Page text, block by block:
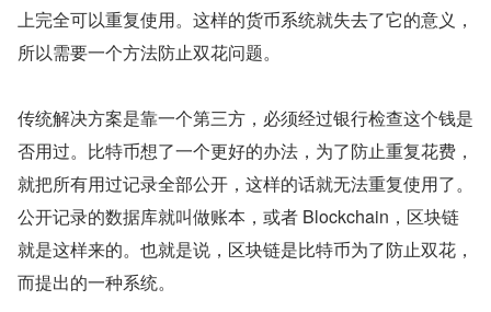
上完全可以重复使用。这样的货币系统就失去了它的意义，
所以需要一个方法防止双花问题。
传统解决方案是靠一个第三方，必须经过银行检查这个钱是
否用过。比特币想了一个更好的办法，为了防止重复花费，
就把所有用过记录全部公开，这样的话就无法重复使用了。
公开记录的数据库就叫做账本，或者 Blockchain，区块链
就是这样来的。也就是说，区块链是比特币为了防止双花，
而提出的一种系统。